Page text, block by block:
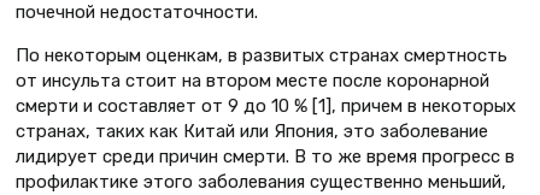
почечной недостаточности.
По некоторым оценкам, в развитых странах смертность
от инсульта стоит на втором месте после коронарной
смерти и составляет от 9 до 10 % [1], причем в некоторых
странах, таких как Китай или Япония, это заболевание
лидирует среди причин смерти. В то же время прогресс в
профилактике этого заболевания существенно меньший,